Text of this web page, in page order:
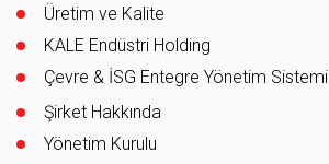
Üretim ve Kalite
KALE Endüstri Holding
Çevre & İSG Entegre Yönetim
Şirket Hakkında
Yönetim Kurulu